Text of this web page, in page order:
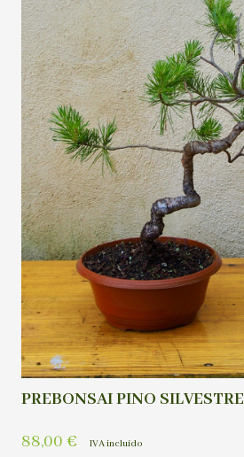
PREBONSAI PINO SILVESTRE
88,00 € IVA incluído